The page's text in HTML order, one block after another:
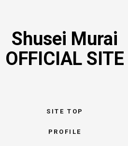
Shusei Murai
OFFICIAL SITE
SITE TOP
PROFILE